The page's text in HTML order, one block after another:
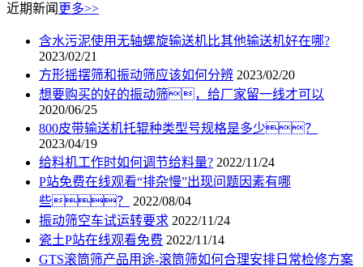
近期新闻 更多>>
含水污泥使用无轴螺旋输送机比其他输送机好在哪?
2023/02/21
方形摇摆筛和振动筛应该如何分辨 2023/02/20
想要购买的好的振动筛，给厂家留一线才可以
2020/06/25
800皮带输送机托辊种类型号规格是多少？
2023/04/19
给料机工作时如何调节给料量? 2022/11/24
P站免费在线观看“排杂慢”出现问题因素有哪
些？
2022/08/04
振动筛空车试运转要求 2022/11/24
瓷土P站在线观看免费 2022/11/14
GTS滚筒筛产品用途-滚筒筛如何合理安排日常检修方案